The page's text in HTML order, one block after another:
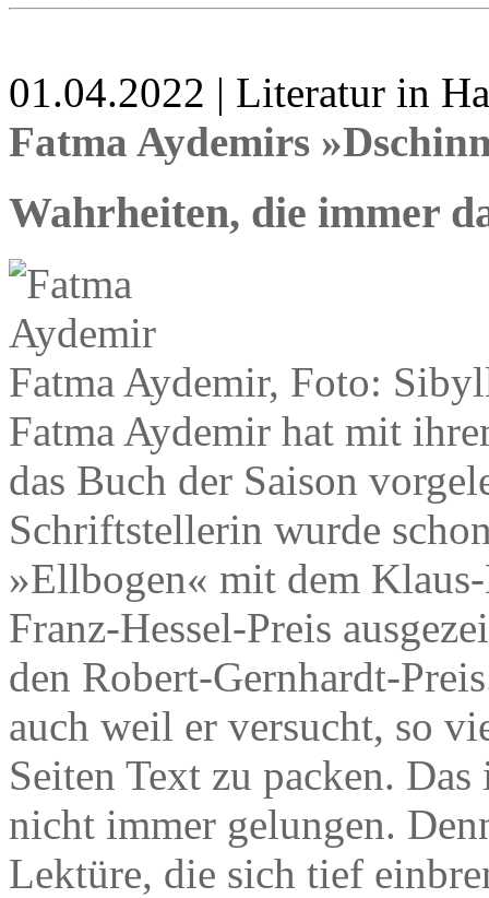
01.04.2022 | Literatur in
Fatma Aydemirs
Wahrheiten, die immer
Fatma Aydemir, Foto:
Fatma Aydemir hat mit
das Buch der Saison
Schriftstellerin wurde
»Ellbogen« mit dem
Franz-Hessel-Preis
den Robert-Gernhardt-
auch weil er versucht, so
Seiten Text zu packen.
nicht immer gelungen.
Lektüre, die sich tief